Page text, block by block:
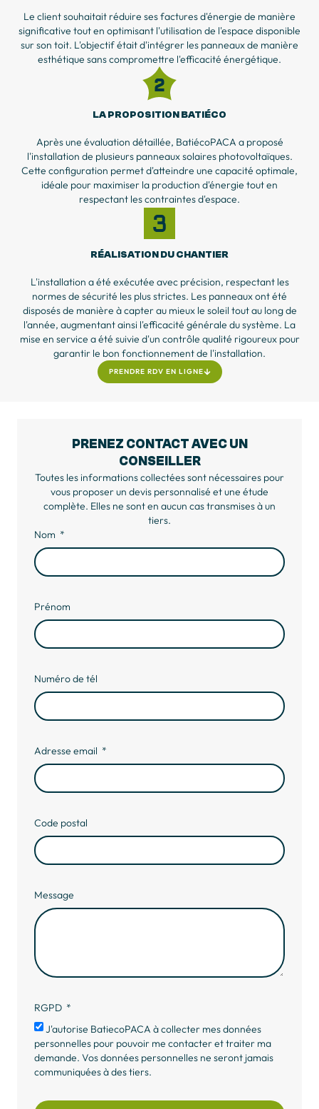
Le client souhaitait réduire ses factures d'énergie de manière
significative tout en optimisant l'utilisation de l'espace disponible
sur son toit. L'objectif était d'intégrer les panneaux de manière
esthétique sans compromettre l'efficacité énergétique.
LA PROPOSITION BATIÉCO
Après une évaluation détaillée, BatiécoPACA a proposé
l'installation de plusieurs panneaux solaires photovoltaïques.
Cette configuration permet d'atteindre une capacité optimale,
idéale pour maximiser la production d'énergie tout en
respectant les contraintes d'espace.
RÉALISATION DU CHANTIER
L'installation a été exécutée avec précision, respectant les
normes de sécurité les plus strictes. Les panneaux ont été
disposés de manière à capter au mieux le soleil tout au long de
l'année, augmentant ainsi l'efficacité générale du système. La
mise en service a été suivie d'un contrôle qualité rigoureux pour
garantir le bon fonctionnement de l'installation.
PRENDRE RDV EN LIGNE
PRENEZ CONTACT AVEC UN
CONSEILLER
Toutes les informations collectées sont nécessaires pour
vous proposer un devis personnalisé et une étude
complète. Elles ne sont en aucun cas transmises à un
tiers.
Nom
Prénom
Numéro de tél
Adresse email
Code postal
Message
RGPD
J'autorise BatiecoPACA à collecter mes données
personnelles pour pouvoir me contacter et traiter ma
demande. Vos données personnelles ne seront jamais
communiquées à des tiers.